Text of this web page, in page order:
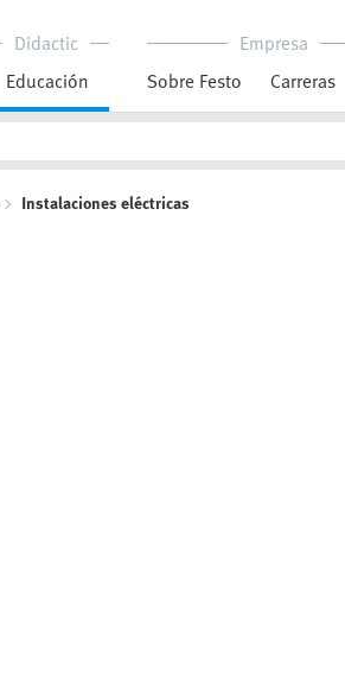
Didactic
Educación
Empresa
Sobre Festo
Carreras
Instalaciones eléctricas